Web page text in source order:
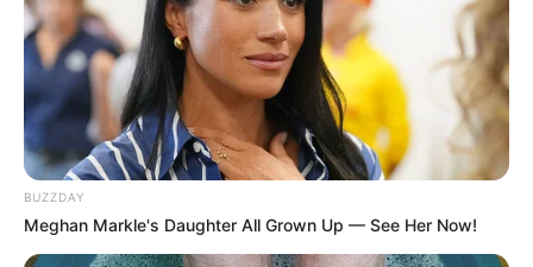
Μάρκος Σεφερλής: ” Πρόσωπα που είναι
στην επικαιρότητα θα γίνουν και
αντικείμενο σάτιρας, πάντα με καλή
διάθεση – Δεν έχω κάτι μαζί τους, ούτε
εμμονή ”
” Μέχρι αύριο θα έχουν ολοκληρωθεί οι
BUZZDAY
Meghan Markle's Daughter All Grown Up — See Her Now!